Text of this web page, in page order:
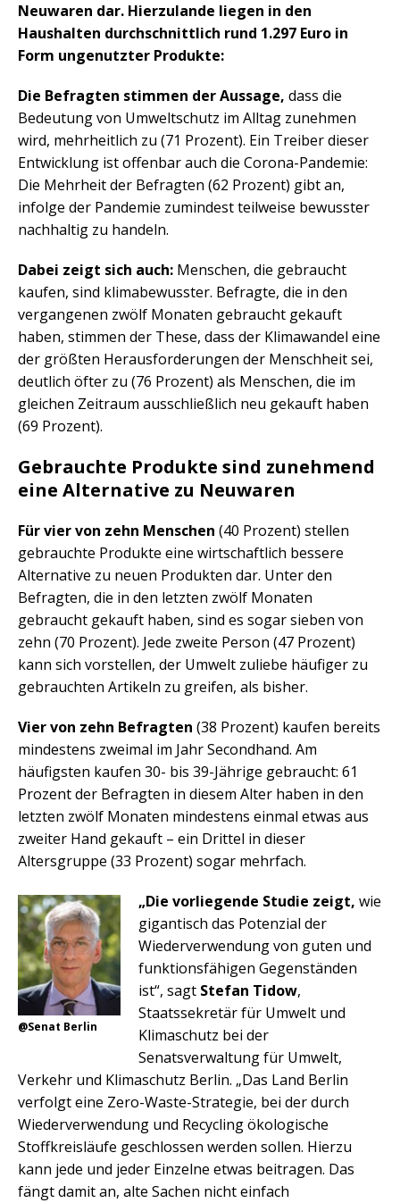
Neuwaren dar. Hierzulande liegen in den
Haushalten durchschnittlich rund 1.297 Euro in
Form ungenutzter Produkte:
Die Befragten stimmen der Aussage, dass die
Bedeutung von Umweltschutz im Alltag zunehmen
wird, mehrheitlich zu (71 Prozent). Ein Treiber dieser
Entwicklung ist offenbar auch die Corona-Pandemie:
Die Mehrheit der Befragten (62 Prozent) gibt an,
infolge der Pandemie zumindest teilweise bewusster
nachhaltig zu handeln.
Dabei zeigt sich auch: Menschen, die gebraucht
kaufen, sind klimabewusster. Befragte, die in den
vergangenen zwölf Monaten gebraucht gekauft
haben, stimmen der These, dass der Klimawandel eine
der größten Herausforderungen der Menschheit sei,
deutlich öfter zu (76 Prozent) als Menschen, die im
gleichen Zeitraum ausschließlich neu gekauft haben
(69 Prozent).
Gebrauchte Produkte sind zunehmend
eine Alternative zu Neuwaren
Für vier von zehn Menschen (40 Prozent) stellen
gebrauchte Produkte eine wirtschaftlich bessere
Alternative zu neuen Produkten dar. Unter den
Befragten, die in den letzten zwölf Monaten
gebraucht gekauft haben, sind es sogar sieben von
zehn (70 Prozent). Jede zweite Person (47 Prozent)
kann sich vorstellen, der Umwelt zuliebe häufiger zu
gebrauchten Artikeln zu greifen, als bisher.
Vier von zehn Befragten (38 Prozent) kaufen bereits
mindestens zweimal im Jahr Secondhand. Am
häufigsten kaufen 30- bis 39-Jährige gebraucht: 61
Prozent der Befragten in diesem Alter haben in den
letzten zwölf Monaten mindestens einmal etwas aus
zweiter Hand gekauft – ein Drittel in dieser
Altersgruppe (33 Prozent) sogar mehrfach.
@Senat Berlin
„Die vorliegende Studie zeigt, wie
gigantisch das Potenzial der
Wiederverwendung von guten und
funktionsfähigen Gegenständen
ist“, sagt Stefan Tidow,
Staatssekretär für Umwelt und
Klimaschutz bei der
Senatsverwaltung für Umwelt,
Verkehr und Klimaschutz Berlin. „Das Land Berlin
verfolgt eine Zero-Waste-Strategie, bei der durch
Wiederverwendung und Recycling ökologische
Stoffkreisläufe geschlossen werden sollen. Hierzu
kann jede und jeder Einzelne etwas beitragen. Das
fängt damit an, alte Sachen nicht einfach